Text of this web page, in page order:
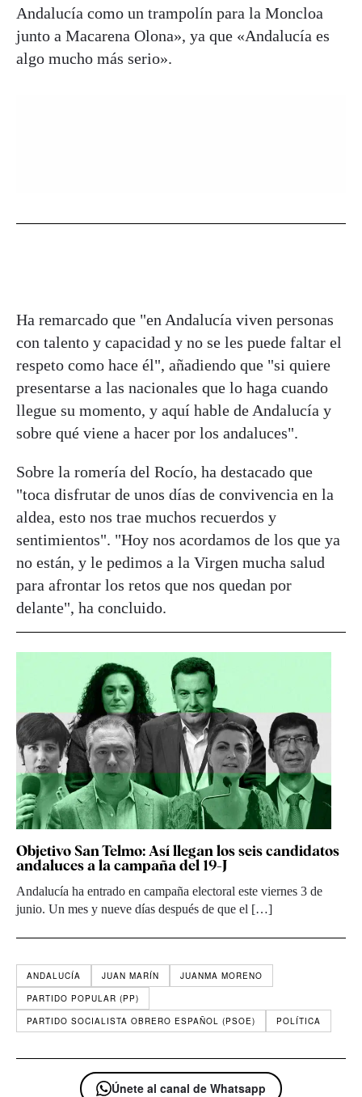
Andalucía como un trampolín para la Moncloa
junto a Macarena Olona», ya que «Andalucía es
algo mucho más serio».
Ha remarcado que "en Andalucía viven personas
con talento y capacidad y no se les puede faltar el
respeto como hace él", añadiendo que "si quiere
presentarse a las nacionales que lo haga cuando
llegue su momento, y aquí hable de Andalucía y
sobre qué viene a hacer por los andaluces".
Sobre la romería del Rocío, ha destacado que
"toca disfrutar de unos días de convivencia en la
aldea, esto nos trae muchos recuerdos y
sentimientos". "Hoy nos acordamos de los que ya
no están, y le pedimos a la Virgen mucha salud
para afrontar los retos que nos quedan por
delante", ha concluido.
Objetivo San Telmo: Así llegan los seis candidatos
andaluces a la campaña del 19-J
Andalucía ha entrado en campaña electoral este viernes 3 de
junio. Un mes y nueve días después de que el […]
ANDALUCÍA JUAN MARÍN
JUANMA MORENO
PARTIDO POPULAR (PP)
PARTIDO SOCIALISTA OBRERO ESPAÑOL (PSOE)
POLÍTICA
Únete al canal de Whatsapp